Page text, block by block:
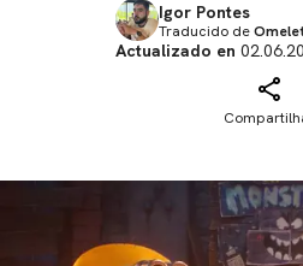
Igor Pontes
Traducido de
Actualizado en